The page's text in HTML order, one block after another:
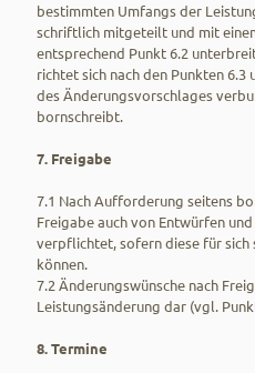
bestimmten Umfangs der
schriftlich mitgeteilt und mit
entsprechend Punkt 6.2
richtet sich nach den Punkten
des Änderungsvorschlages
bornschreibt.
7. Freigabe
7.1 Nach Aufforderung seitens
Freigabe auch von Entwürfen
verpflichtet, sofern diese für
können.
7.2 Änderungswünsche nach
Leistungsänderung dar (vgl.
8. Termine